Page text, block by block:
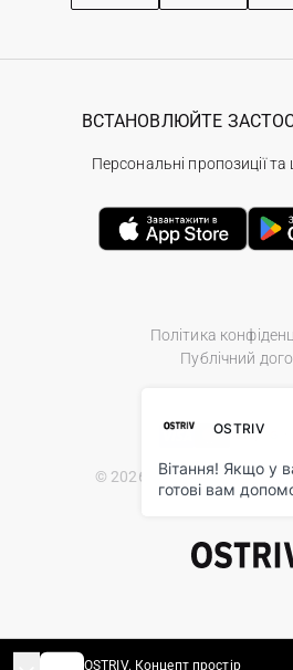
Політика
Публічний
© 2026 Ostriv.ua Store. All
ВСТАНОВЛЮЙТЕ
Персональні пропозиції
OSTRIV. Концепт простір